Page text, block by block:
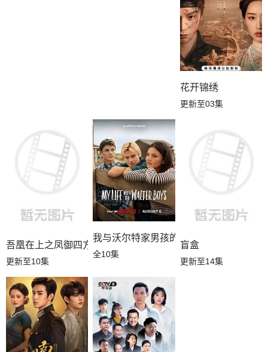
花开锦绣
更新至03集
吾凰在上之凤御四方
更新至10集
我与沃尔特家男孩的生活第三季
全10集
盲盒
更新至14集